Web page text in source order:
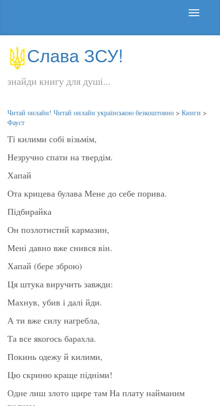
Слава ЗСУ!
знайди книгу для душі...
Читай онлайн! Читай онлайн українською безкоштовно > Книги >
Фауст
Ті килими собі візьмім,
Незручно спати на твердім.
Хапай
Ота крицева булава Мене до себе порива.
Підбирайка
Он позлотистий кармазин,
Мені давно вже снився він.
Хапай (бере зброю)
Ця штука виручить завжди:
Махнув, убив і далі йди.
А ти вже силу нагребла,
Та все якогось барахла.
Покинь одежу й килими,
Цю скриню краще підніми!
Одне лиш злото щире там На плату найманим